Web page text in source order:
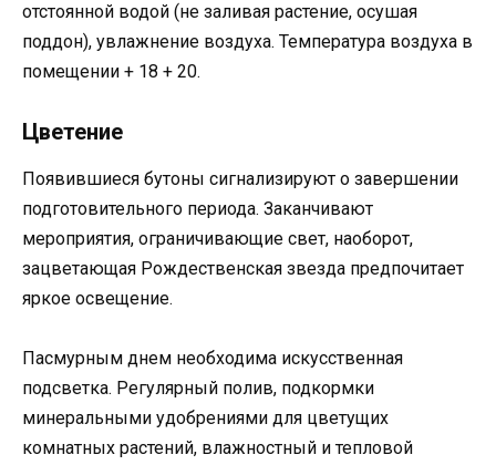
отстоянной водой (не заливая растение, осушая
поддон), увлажнение воздуха. Температура воздуха в
помещении + 18 + 20.
Цветение
Появившиеся бутоны сигнализируют о завершении
подготовительного периода. Заканчивают
мероприятия, ограничивающие свет, наоборот,
зацветающая Рождественская звезда предпочитает
яркое освещение.
Пасмурным днем необходима искусственная
подсветка. Регулярный полив, подкормки
минеральными удобрениями для цветущих
комнатных растений, влажностный и тепловой